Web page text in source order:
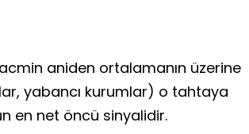
aniden ortalamanın üzerine
yabancı kurumlar) o tahtaya
en net öncü sinyalidir.